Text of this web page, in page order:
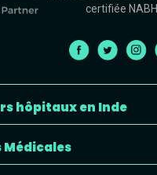
certifiée NABH
hôpitaux en Inde
Médicales